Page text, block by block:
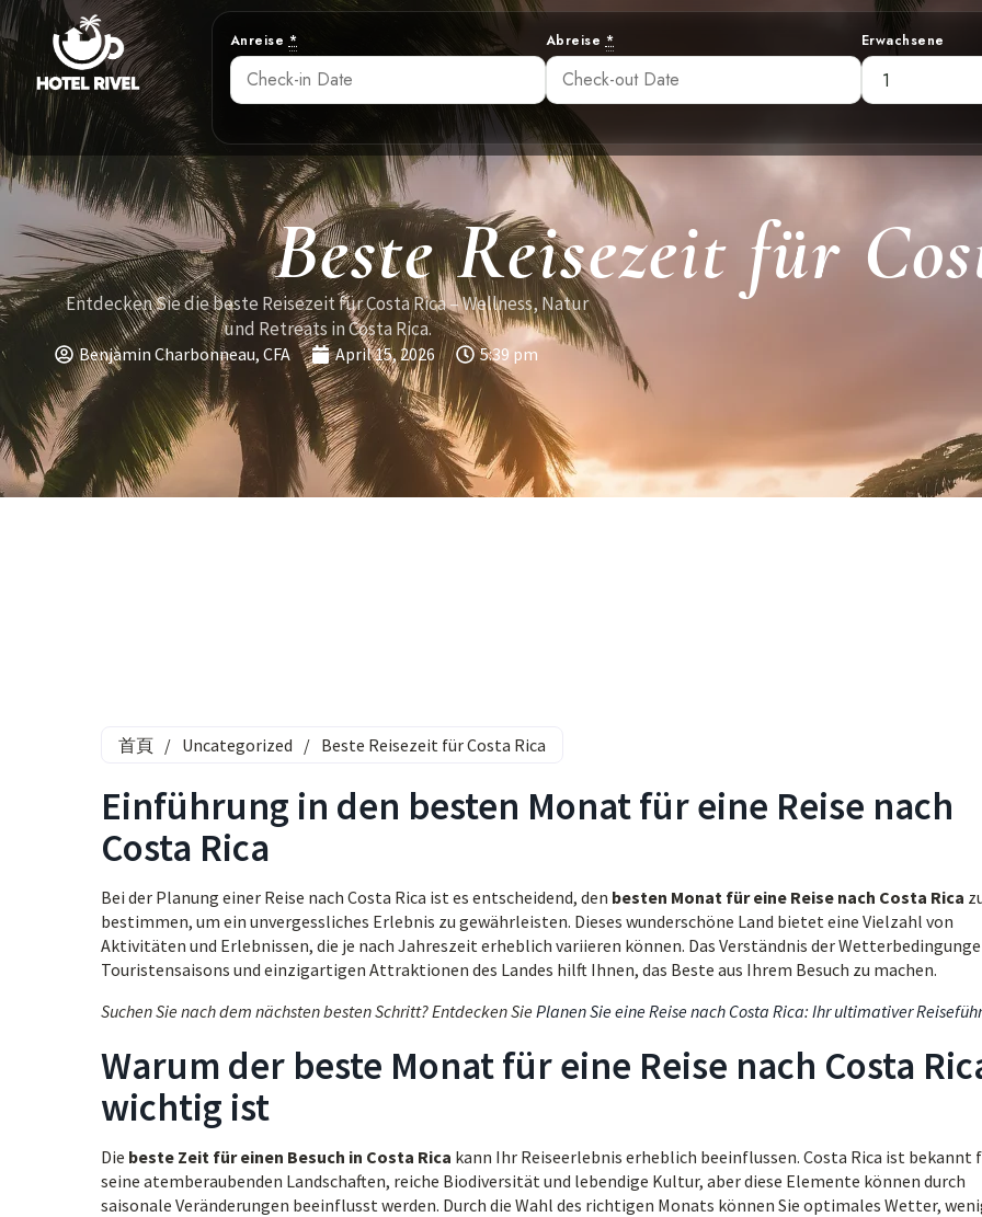
Anreise * Abreise * Erwachsene
Beste Reisezeit für
Entdecken Sie die beste Reisezeit für Costa Rica – Wellness, Natur
und Retreats in Costa Rica.
Benjamin Charbonneau, CFA April 15, 2026 5:39 pm
首頁 / Uncategorized / Beste Reisezeit für Costa Rica
Einführung in den besten Monat für eine Reise nach
Costa Rica
Bei der Planung einer Reise nach Costa Rica ist es entscheidend, den besten Monat für eine Reise nach Costa Rica
bestimmen, um ein unvergessliches Erlebnis zu gewährleisten. Dieses wunderschöne Land bietet eine Vielzahl von
Aktivitäten und Erlebnissen, die je nach Jahreszeit erheblich variieren können. Das Verständnis der
Touristensaisons und einzigartigen Attraktionen des Landes hilft Ihnen, das Beste aus Ihrem Besuch zu machen.
Suchen Sie nach dem nächsten besten Schritt? Entdecken Sie Planen Sie eine Reise nach Costa Rica: Ihr ultimativer
Warum der beste Monat für eine Reise nach Costa
wichtig ist
Die beste Zeit für einen Besuch in Costa Rica kann Ihr Reiseerlebnis erheblich beeinflussen. Costa Rica ist bekannt
seine atemberaubenden Landschaften, reiche Biodiversität und lebendige Kultur, aber diese Elemente können durch
saisonale Veränderungen beeinflusst werden. Durch die Wahl des richtigen Monats können Sie optimales Wetter,